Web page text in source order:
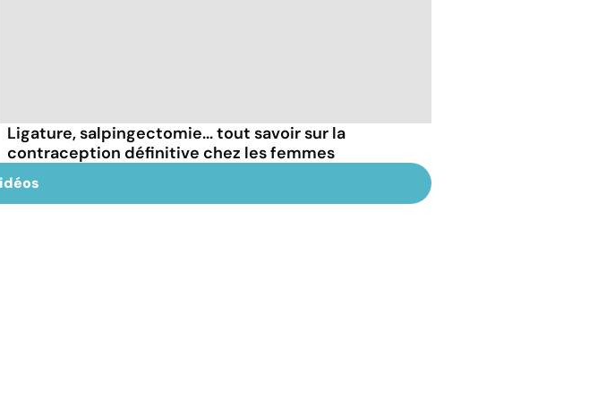
Ligature, salpingectomie... tout savoir sur la
contraception définitive chez les femmes